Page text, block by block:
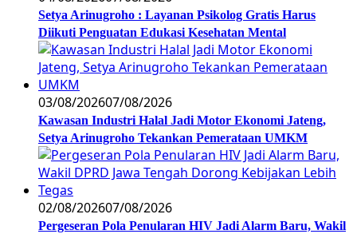
Setya Arinugroho : Layanan Psikolog Gratis Harus
Diikuti Penguatan Edukasi Kesehatan Mental
03/08/202607/08/2026
Kawasan Industri Halal Jadi Motor Ekonomi Jateng,
Setya Arinugroho Tekankan Pemerataan UMKM
02/08/202607/08/2026
Pergeseran Pola Penularan HIV Jadi Alarm Baru, Wakil